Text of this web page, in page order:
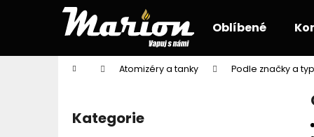
Oblíbené
Domů Atomizéry a tanky Podle značky a
Přeskočit
kategorie
Kategorie
í
Zpět
do
Zpět
do